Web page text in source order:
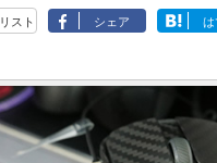
リスト シェア は